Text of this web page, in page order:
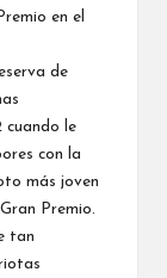
en el
de
cuando le
con la
más joven
Premio.
tan